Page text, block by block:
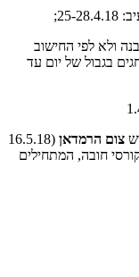
ולא לפי החישוב
בגבול של יום עד
צום הרמדאן (16.5.18
בקורסי חובה, המתחילים